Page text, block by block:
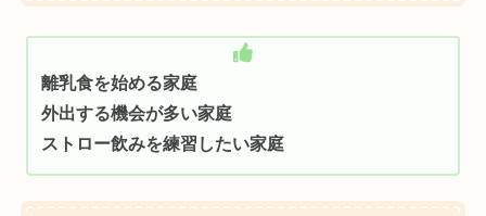
離乳食を始める家庭
外出する機会が多い家庭
ストロー飲みを練習したい家庭